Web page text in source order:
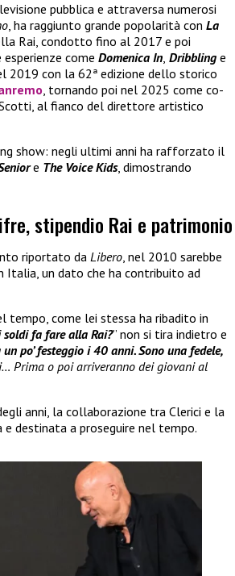
pubblica e attraversa numerosi
, ha raggiunto grande popolarità con La
Rai, condotto fino al 2017 e poi
come Domenica In, Dribbling e
2019 con la 62ª edizione dello storico
, tornando poi nel 2025 come co-
al fianco del direttore artistico
show: negli ultimi anni ha rafforzato il
e The Voice Kids, dimostrando
stipendio Rai e patrimonio
riportato daLibero, nel 2010 sarebbe
Italia, un dato che ha contribuito ad
tempo, come lei stessa ha ribadito in
soldi fa fare alla Rai?” non si tira indietro e
po’ festeggio i 40 anni. Sono una fedele,
Prima o poi arriveranno dei giovani al
anni, la collaborazione tra Clerici e la
destinata a proseguire nel tempo.